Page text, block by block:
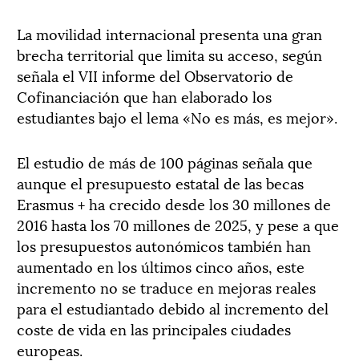
La movilidad internacional presenta una gran
brecha territorial que limita su acceso, según
señala el VII informe del Observatorio de
Cofinanciación que han elaborado los
estudiantes bajo el lema «No es más, es mejor».
El estudio de más de 100 páginas señala que
aunque el presupuesto estatal de las becas
Erasmus + ha crecido desde los 30 millones de
2016 hasta los 70 millones de 2025, y pese a que
los presupuestos autonómicos también han
aumentado en los últimos cinco años, este
incremento no se traduce en mejoras reales
para el estudiantado debido al incremento del
coste de vida en las principales ciudades
europeas.